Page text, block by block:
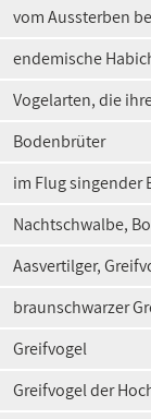
vom Aussterben
endemische
Vogelarten, die
Bodenbrüter
im Flug singender
Nachtschwalbe,
Aasvertilger,
braunschwarzer
Greifvogel
Greifvogel der